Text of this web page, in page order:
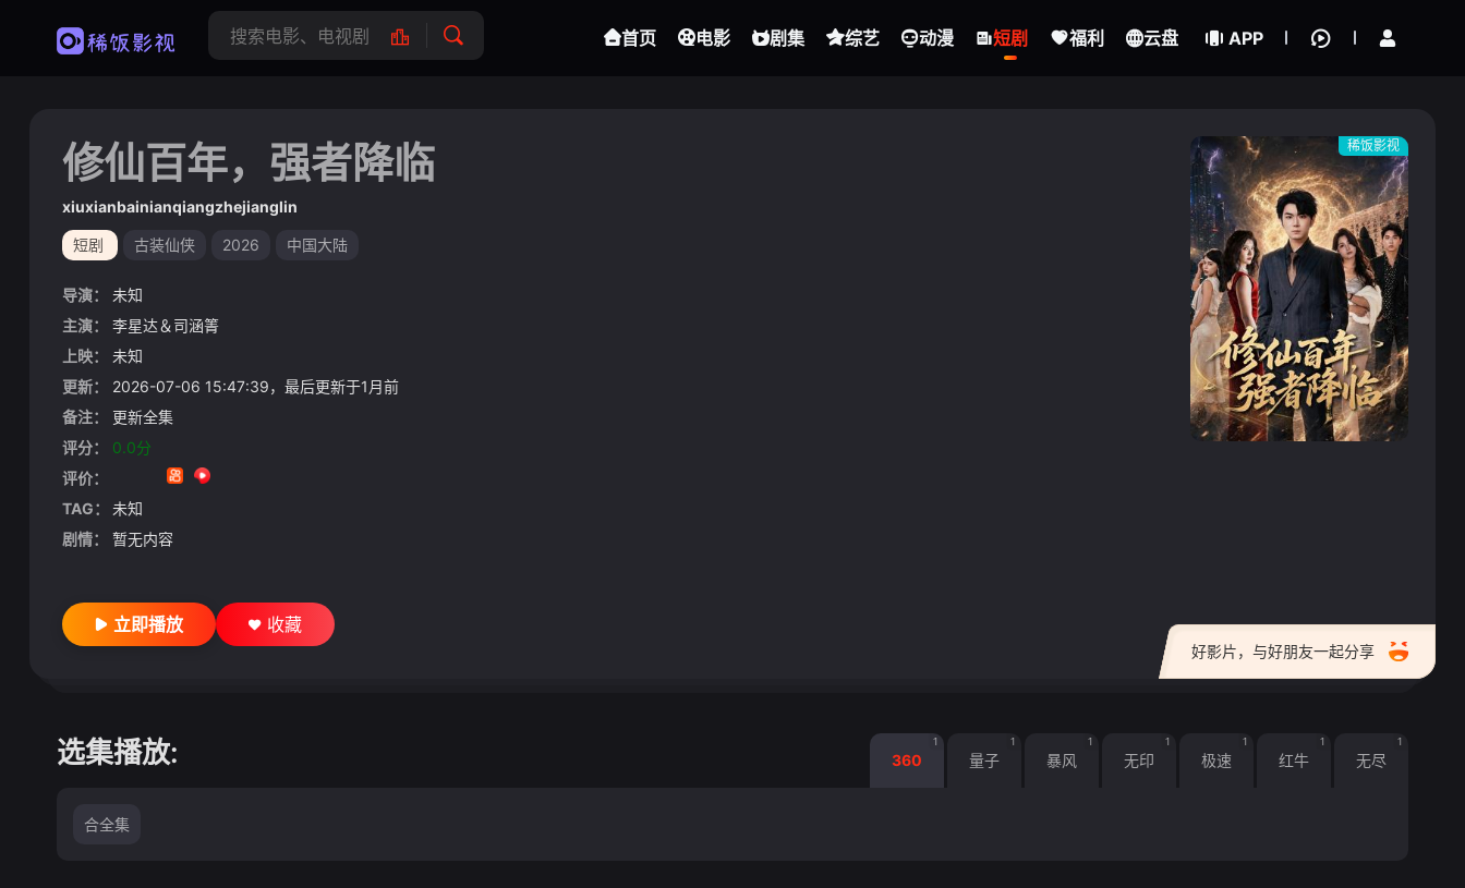
首页 电影 剧集 综艺 动漫 短剧 福利 云盘 APP
稀饭影视
修仙百年，强者降临
xiuxianbainianqiangzhejianglin
短剧 古装仙侠 2026 中国大陆
导演：
未知
主演：
李星达＆司涵箐
上映：
未知
更新：
2026-07-06 15:47:39，最后更新于1月前
备注：
更新全集
评分：
0.0分
评价：
TAG：
未知
剧情：
暂无内容
好影片，与好朋友一起分享
立即播放 收藏
选集播放: 360
1
量子
1
暴风
1
无印
1
极速
1
红牛
1
无尽
1
合全集